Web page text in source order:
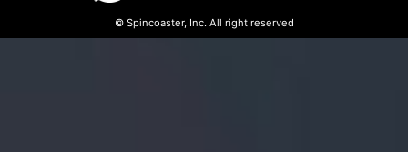
© Spincoaster, Inc. All right reserved